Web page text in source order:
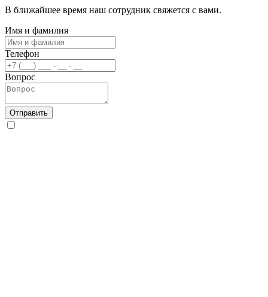
В ближайшее время наш сотрудник свяжется с вами.
Имя и фамилия
Телефон
Вопрос
Отправить